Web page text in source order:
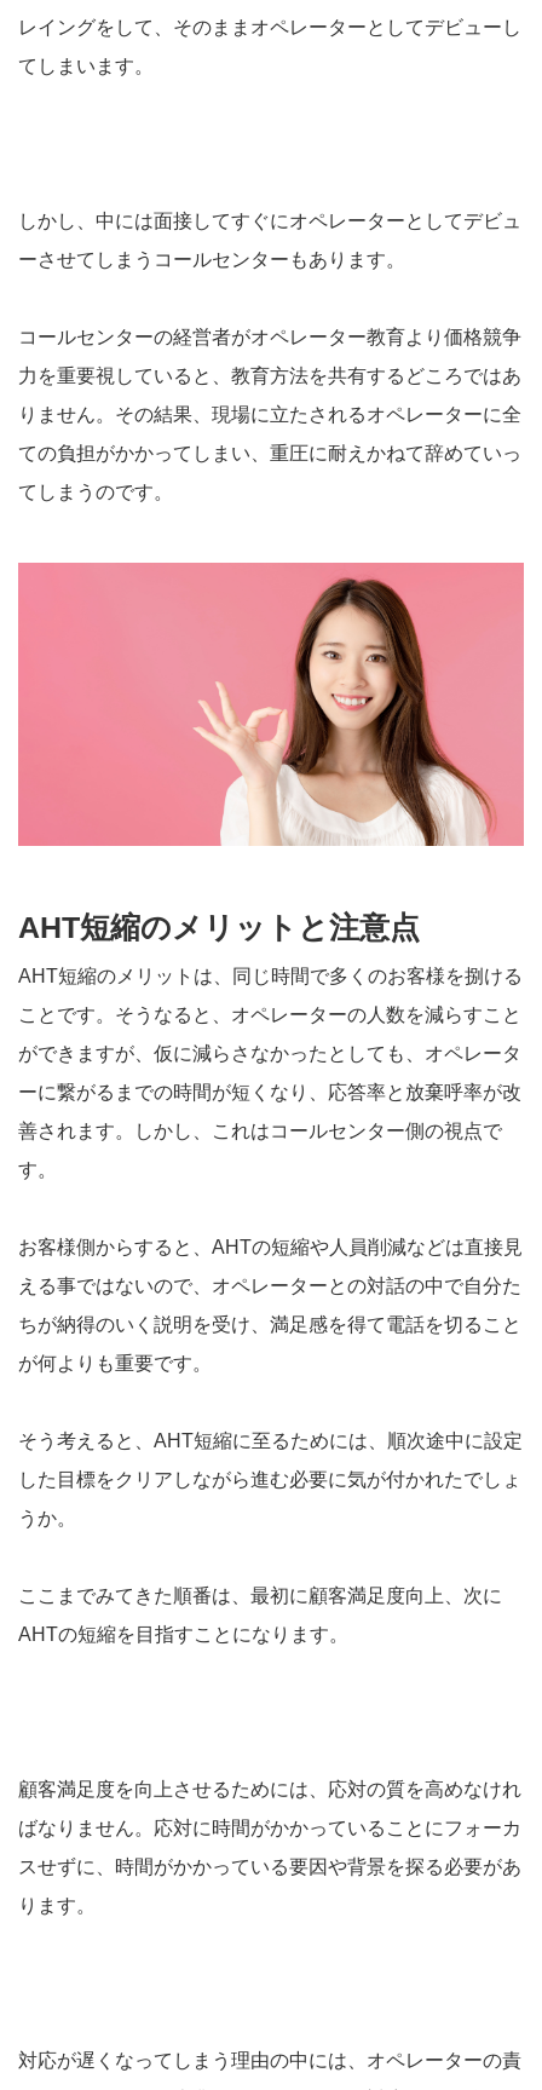
レイングをして、そのままオペレーターとしてデビューし
てしまいます。
しかし、中には面接してすぐにオペレーターとしてデビュ
ーさせてしまうコールセンターもあります。
コールセンターの経営者がオペレーター教育より価格競争
力を重要視していると、教育方法を共有するどころではあ
りません。その結果、現場に立たされるオペレーターに全
ての負担がかかってしまい、重圧に耐えかねて辞めていっ
てしまうのです。
AHT短縮のメリットと注意点
AHT短縮のメリットは、同じ時間で多くのお客様を捌ける
ことです。そうなると、オペレーターの人数を減らすこと
ができますが、仮に減らさなかったとしても、オペレータ
ーに繋がるまでの時間が短くなり、応答率と放棄呼率が改
善されます。しかし、これはコールセンター側の視点で
す。
お客様側からすると、AHTの短縮や人員削減などは直接見
える事ではないので、オペレーターとの対話の中で自分た
ちが納得のいく説明を受け、満足感を得て電話を切ること
が何よりも重要です。
そう考えると、AHT短縮に至るためには、順次途中に設定
した目標をクリアしながら進む必要に気が付かれたでしょ
うか。
ここまでみてきた順番は、最初に顧客満足度向上、次に
AHTの短縮を目指すことになります。
顧客満足度を向上させるためには、応対の質を高めなけれ
ばなりません。応対に時間がかかっていることにフォーカ
スせずに、時間がかかっている要因や背景を探る必要があ
ります。
対応が遅くなってしまう理由の中には、オペレーターの責